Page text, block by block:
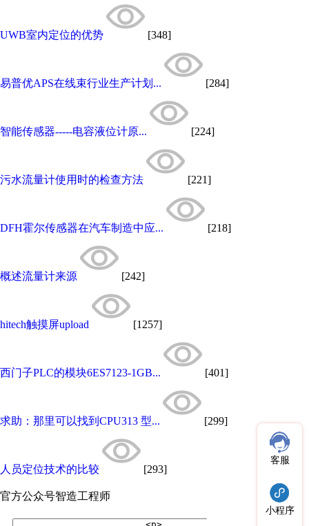
UWB室内定位的优势 [348]
易普优APS在线束行业生产计划... [284]
智能传感器-----电容液位计原... [224]
污水流量计使用时的检查方法 [221]
DFH霍尔传感器在汽车制造中应... [218]
概述流量计来源 [242]
hitech触摸屏upload [1257]
西门子PLC的模块6ES7123-1GB... [401]
求助：那里可以找到CPU313 型... [299]
人员定位技术的比较 [293]
官方公众号智造工程师
客服
小程序